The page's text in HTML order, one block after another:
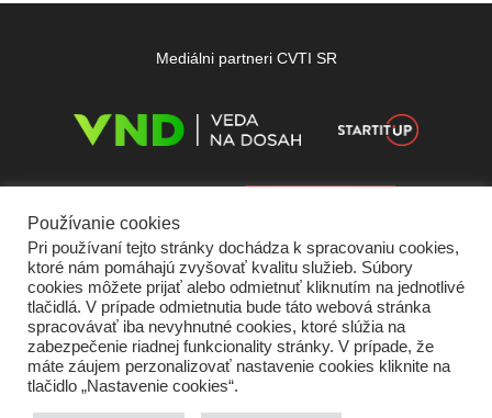
Mediálni partneri CVTI SR
Domov O nás Kontakt Vydavateľ
Používanie cookies
Pri používaní tejto stránky dochádza k spracovaniu cookies,
ktoré nám pomáhajú zvyšovať kvalitu služieb. Súbory
cookies môžete prijať alebo odmietnuť kliknutím na jednotlivé
tlačidlá. V prípade odmietnutia bude táto webová stránka
spracovávať iba nevyhnutné cookies, ktoré slúžia na
zabezpečenie riadnej funkcionality stránky. V prípade, že
máte záujem perzonalizovať nastavenie cookies kliknite na
tlačidlo „Nastavenie cookies“.